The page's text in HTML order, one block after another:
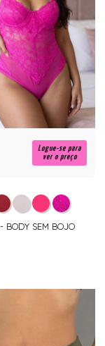
Logue-se para
ver o preço
BODY SEM BOJO